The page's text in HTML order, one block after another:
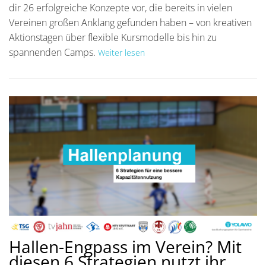
dir 26 erfolgreiche Konzepte vor, die bereits in vielen
Vereinen großen Anklang gefunden haben – von kreativen
Aktionstagen über flexible Kursmodelle bis hin zu
spannenden Camps. Weiter lesen
Hallen-Engpass im Verein? Mit